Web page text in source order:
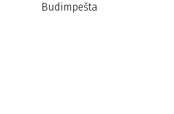
Budimpešta